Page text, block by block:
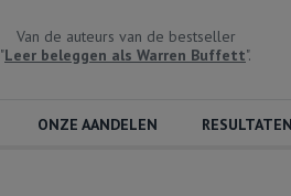
Van de auteurs van de bestseller
"Leer beleggen als Warren Buffett".
ONZE AANDELEN RESULTATEN